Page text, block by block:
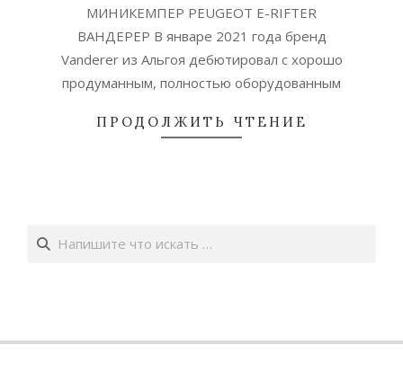
МИНИКЕМПЕР PEUGEOT E-RIFTER
ВАНДЕРЕР В январе 2021 года бренд
Vanderer из Альгоя дебютировал с хорошо
продуманным, полностью оборудованным
ПРОДОЛЖИТЬ ЧТЕНИЕ
Поиск